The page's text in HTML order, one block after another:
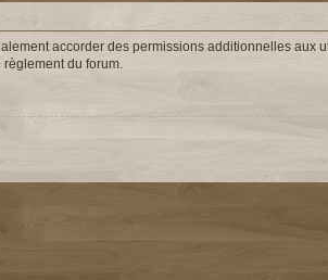
accorder des permissions additionnelles aux
du forum.